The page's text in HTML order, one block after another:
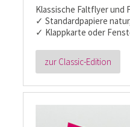
Klassische Faltflyer und
✓ Standardpapiere
✓ Klappkarte oder
zur Classic-Edition